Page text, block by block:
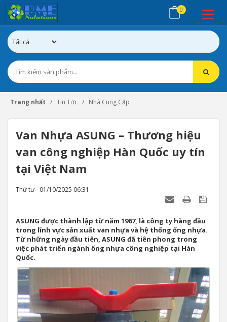
0
Trang nhất Tin Tức Nhà Cung Cấp
Van Nhựa ASUNG – Thương hiệu
van công nghiệp Hàn Quốc uy tín
tại Việt Nam
Thứ tư - 01/10/2025 06:31
ASUNG được thành lập từ năm 1967, là công ty hàng đầu
trong lĩnh vực sản xuất van nhựa và hệ thống ống nhựa.
Từ những ngày đầu tiên, ASUNG đã tiên phong trong
việc phát triển ngành ống nhựa công nghiệp tại Hàn
Quốc.